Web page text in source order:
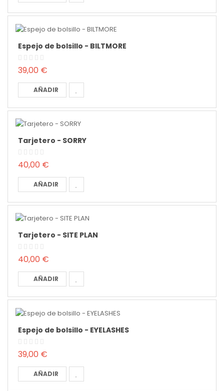
Espejo de bolsillo - BILTMORE
39,00 €
AÑADIR
Tarjetero - SORRY
40,00 €
AÑADIR
Tarjetero - SITE PLAN
40,00 €
AÑADIR
Espejo de bolsillo - EYELASHES
39,00 €
AÑADIR